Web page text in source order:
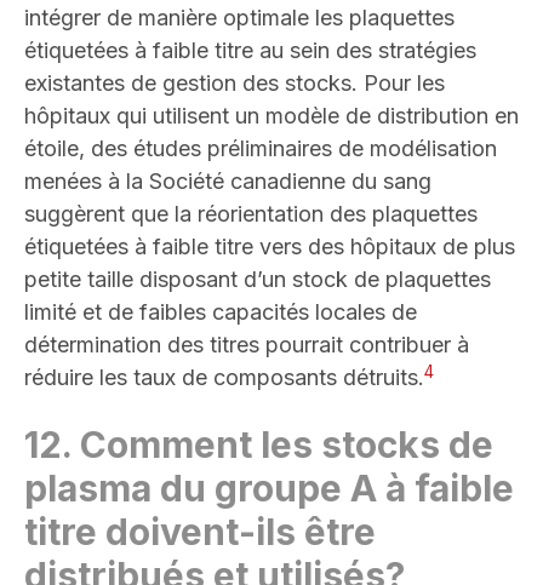
intégrer de manière optimale les plaquettes
étiquetées à faible titre au sein des stratégies
existantes de gestion des stocks. Pour les
hôpitaux qui utilisent un modèle de distribution en
étoile, des études préliminaires de modélisation
menées à la Société canadienne du sang
suggèrent que la réorientation des plaquettes
étiquetées à faible titre vers des hôpitaux de plus
petite taille disposant d’un stock de plaquettes
limité et de faibles capacités locales de
détermination des titres pourrait contribuer à
réduire les taux de composants détruits.4
12. Comment les stocks de
plasma du groupe A à faible
titre doivent-ils être
distribués et utilisés?